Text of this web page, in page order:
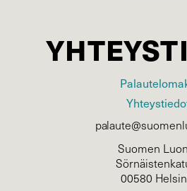
Suomen
00580